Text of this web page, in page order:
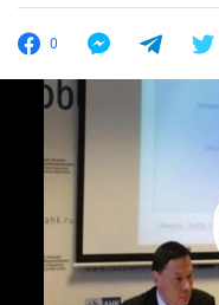
0